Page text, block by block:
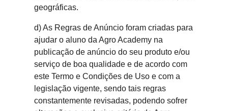
geográficas.
d) As Regras de Anúncio foram criadas para
ajudar o aluno da Agro Academy na
publicação de anúncio do seu produto e/ou
serviço de boa qualidade e de acordo com
este Termo e Condições de Uso e com a
legislação vigente, sendo tais regras
constantemente revisadas, podendo sofrer